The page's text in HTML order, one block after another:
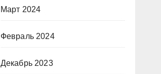
Март 2024
Февраль 2024
Декабрь 2023